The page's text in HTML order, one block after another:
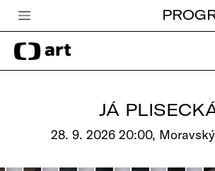
Česká televize
Zpravodajství
JÁ
28. 9. 2026 20:00,